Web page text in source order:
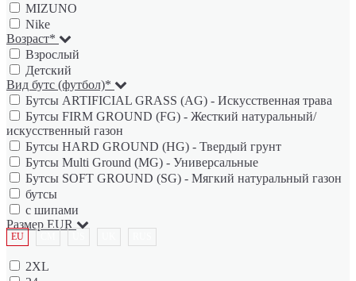
MIZUNO
Nike
Возраст*
Взрослый
Детский
Вид бутс (футбол)*
Бутсы ARTIFICIAL GRASS (AG) - Искусственная трава
Бутсы FIRM GROUND (FG) - Жесткий натуральный/
искусственный газон
Бутсы HARD GROUND (HG) - Твердый грунт
Бутсы Multi Ground (MG) - Универсальные
Бутсы SOFT GROUND (SG) - Мягкий натуральный газон
бутсы
с шипами
Размер EUR
EU
2XL